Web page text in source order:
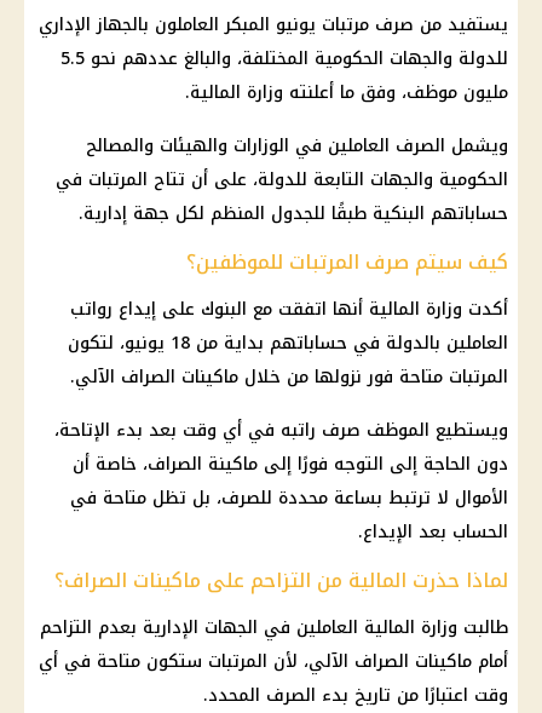
يستفيد من صرف مرتبات يونيو المبكر العاملون بالجهاز الإداري
للدولة والجهات الحكومية المختلفة، والبالغ عددهم نحو 5.5
مليون موظف، وفق ما أعلنته وزارة المالية.
ويشمل الصرف العاملين في الوزارات والهيئات والمصالح
الحكومية والجهات التابعة للدولة، على أن تتاح المرتبات في
حساباتهم البنكية طبقًا للجدول المنظم لكل جهة إدارية.
كيف سيتم صرف المرتبات للموظفين؟
أكدت وزارة المالية أنها اتفقت مع البنوك على إيداع رواتب
العاملين بالدولة في حساباتهم بداية من 18 يونيو، لتكون
المرتبات متاحة فور نزولها من خلال ماكينات الصراف الآلي.
ويستطيع الموظف صرف راتبه في أي وقت بعد بدء الإتاحة،
دون الحاجة إلى التوجه فورًا إلى ماكينة الصراف، خاصة أن
الأموال لا ترتبط بساعة محددة للصرف، بل تظل متاحة في
الحساب بعد الإيداع.
لماذا حذرت المالية من التزاحم على ماكينات الصراف؟
طالبت وزارة المالية العاملين في الجهات الإدارية بعدم التزاحم
أمام ماكينات الصراف الآلي، لأن المرتبات ستكون متاحة في أي
وقت اعتبارًا من تاريخ بدء الصرف المحدد.